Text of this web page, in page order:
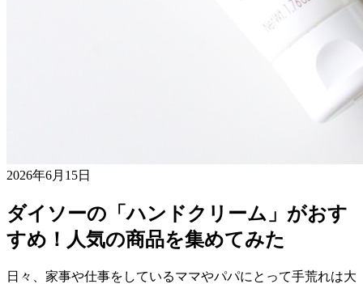
2026年6月15日
ダイソーの「ハンドクリーム」がおす
すめ！人気の商品を集めてみた
日々、家事や仕事をしているママやパパにとって手荒れは大